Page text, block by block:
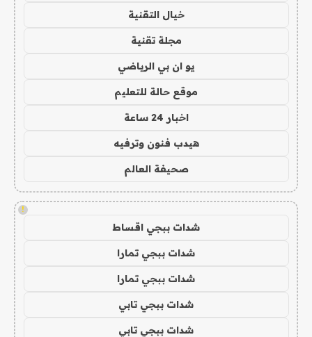
خيال التقنية
مجلة تقنية
يو ان بي الرياضي
موقع حالة للتعليم
اخبار 24 ساعة
هيدب فنون وترفيه
صحيفة العالم
!
شدات ببجي اقساط
شدات ببجي تمارا
شدات ببجي تمارا
شدات ببجي تابي
شدات ببجي تابي